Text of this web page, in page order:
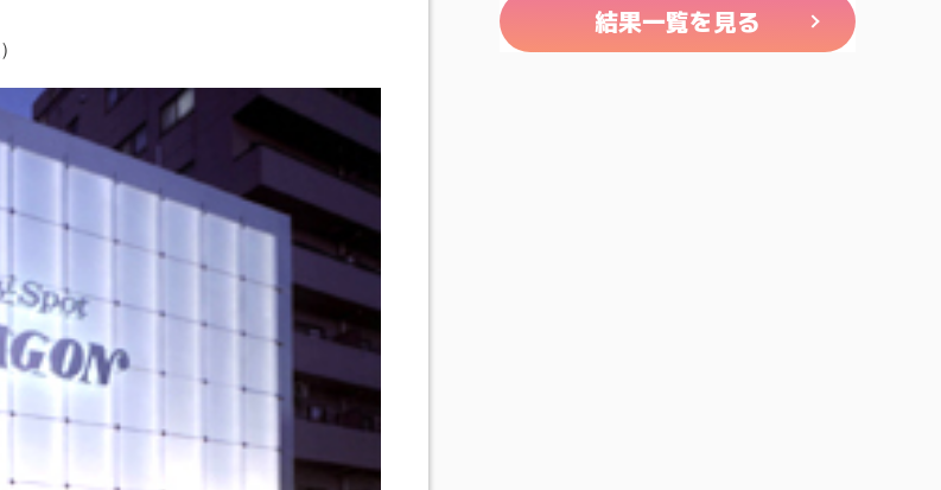
）
結果一覧を見る